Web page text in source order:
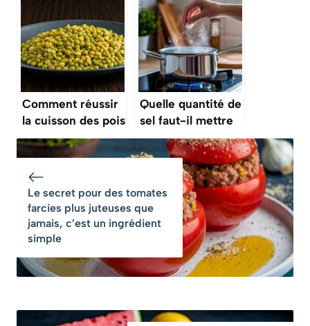
ingrédient simple
sans machine ?
Comment réussir
la cuisson des pois
cassés ?
Quelle quantité de
sel faut-il mettre
dans l’eau des
pâtes ?
Le secret pour des tomates
farcies plus juteuses que
jamais, c’est un ingrédient
simple